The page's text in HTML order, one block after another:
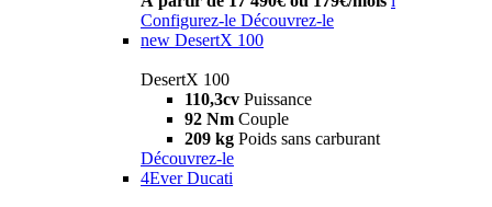
Configurez-le Découvrez-le
new DesertX 100
DesertX 100
110,3cv Puissance
92 Nm Couple
209 kg Poids sans carburant
Découvrez-le
4Ever Ducati